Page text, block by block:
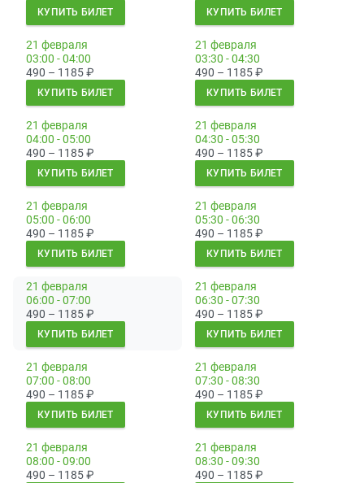
КУПИТЬ БИЛЕТ КУПИТЬ БИЛЕТ
21 февраля
03:00 - 04:00
490 – 1185₽
КУПИТЬ БИЛЕТ
21 февраля
03:30 - 04:30
490 – 1185₽
КУПИТЬ БИЛЕТ
21 февраля
04:00 - 05:00
490 – 1185₽
КУПИТЬ БИЛЕТ
21 февраля
04:30 - 05:30
490 – 1185₽
КУПИТЬ БИЛЕТ
21 февраля
05:00 - 06:00
490 – 1185₽
КУПИТЬ БИЛЕТ
21 февраля
05:30 - 06:30
490 – 1185₽
КУПИТЬ БИЛЕТ
21 февраля
06:00 - 07:00
490 – 1185₽
КУПИТЬ БИЛЕТ
21 февраля
06:30 - 07:30
490 – 1185₽
КУПИТЬ БИЛЕТ
21 февраля
07:00 - 08:00
490 – 1185₽
КУПИТЬ БИЛЕТ
21 февраля
07:30 - 08:30
490 – 1185₽
КУПИТЬ БИЛЕТ
21 февраля
08:00 - 09:00
490 – 1185₽
21 февраля
08:30 - 09:30
490 – 1185₽